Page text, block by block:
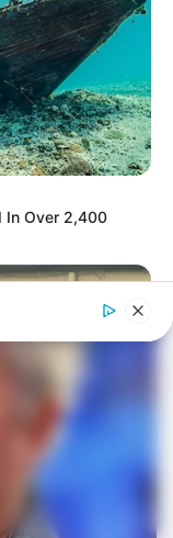
In Over 2,400